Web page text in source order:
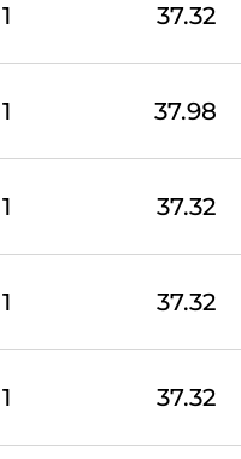
1 37.32
1 37.98
1 37.32
1 37.32
1 37.32